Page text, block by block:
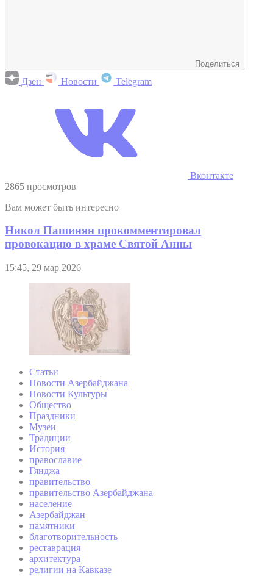
Поделиться
Дзен Новости Telegram
Вконтакте
2865 просмотров
Вам может быть интересно
Никол Пашинян прокомментировал
провокацию в храме Святой Анны
15:45, 29 мар 2026
Статьи
Новости Азербайджана
Новости Культуры
Общество
Праздники
Музеи
Традиции
История
православие
Гянджа
правительство
правительство Азербайджана
население
Азербайджан
памятники
благотворительность
реставрация
архитектура
религии на Кавказе